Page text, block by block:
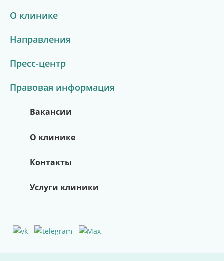
ПРИСОЕДИНЯЙТЕСЬ
Всё о здоровье в одном месте
Новости из жизни клиники
Перейти в канал
О клинике
Направления
Пресс-центр
Правовая информация
Вакансии
О клинике
Контакты
Услуги клиники